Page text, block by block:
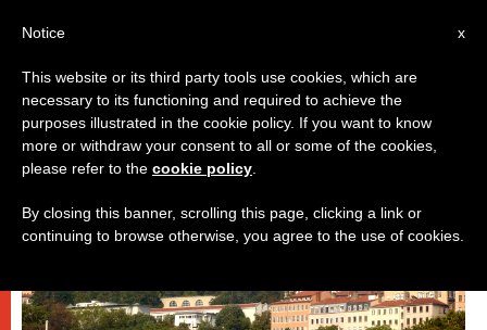
PAPI
x
Notice
This website or its third party tools use cookies, which are
necessary to its functioning and required to achieve the
purposes illustrated in the cookie policy. If you want to know
more or withdraw your consent to all or some of the cookies,
please refer to the cookie policy
By closing this banner, scrolling this page, clicking a link or
continuing to browse otherwise, you agree to the use of cookies.